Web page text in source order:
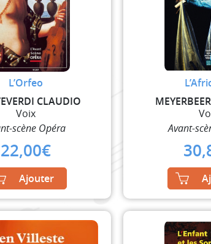
L’Orfeo
CLAUDIO
Voix
scène Opéra
22,00€
Ajouter
Avant-